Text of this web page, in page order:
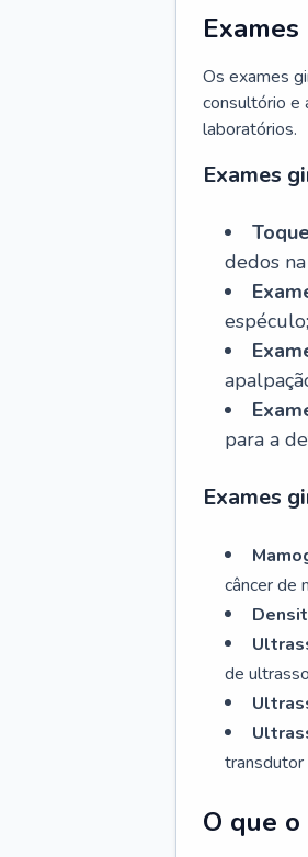
Os exames
consultório e
laboratórios.
Exames
dedos
espéculo;
para a
Exames
câncer de
de
transdutor
O que